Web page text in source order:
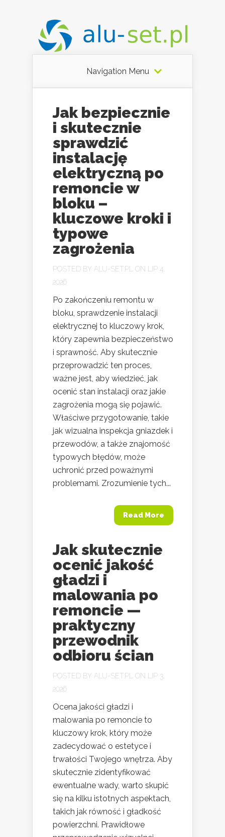
Navigation Menu
Jak bezpiecznie
i skutecznie
sprawdzić
instalację
elektryczną po
remoncie w
bloku –
kluczowe kroki i
typowe
zagrożenia
POSTED BY ALU-SET.PL
ON LIP 4,
2026
Po zakończeniu remontu w
bloku, sprawdzenie instalacji
elektrycznej to kluczowy krok,
który zapewnia bezpieczeństwo
i sprawność. Aby skutecznie
przeprowadzić ten proces,
ważne jest, aby wiedzieć, jak
ocenić stan instalacji oraz jakie
zagrożenia mogą się pojawić.
Właściwe przygotowanie, takie
jak wizualna inspekcja gniazdek i
przewodów, a także znajomość
typowych błędów, może
uchronić przed poważnymi
problemami. Zrozumienie tych...
Read More
Jak skutecznie
ocenić jakość
gładzi i
malowania po
remoncie —
praktyczny
przewodnik
odbioru ścian
POSTED BY ALU-SET.PL
ON LIP 3,
2026
Ocena jakości gładzi i
malowania po remoncie to
kluczowy krok, który może
zadecydować o estetyce i
trwałości Twojego wnętrza. Aby
skutecznie zidentyfikować
ewentualne wady, warto skupić
się na kilku istotnych aspektach,
takich jak równość i gładkość
powierzchni. Prawidłowe